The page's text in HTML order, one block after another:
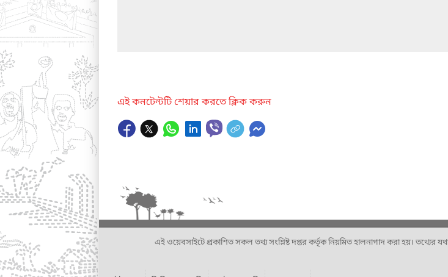
এই কনটেন্টটি শেয়ার করতে ক্লিক করুন
এই ওয়েবসাইটে প্রকাশিত সকল তথ্য সংশ্লিষ্ট দপ্তর কর্তৃক নিয়মিত হালনাগাদ করা হয়। তথ্যের